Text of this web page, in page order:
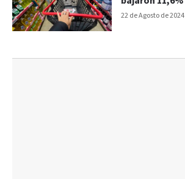
22 de Agosto de 2024